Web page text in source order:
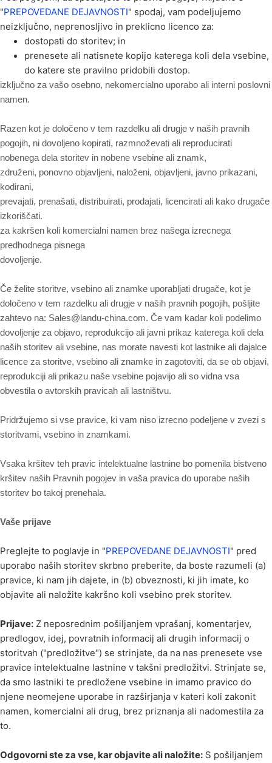
"PREPOVEDANE DEJAVNOSTI" spodaj, vam podeljujemo
neizključno, neprenosljivo in preklicno licenco za:
dostopati do storitev; in
prenesete ali natisnete kopijo katerega koli dela vsebine,
do katere ste pravilno pridobili dostop.
izključno za vašo osebno, nekomercialno uporabo ali interni poslovni
namen.
Razen kot je določeno v tem razdelku ali drugje v naših pravnih
pogojih, ni dovoljeno kopirati, razmnoževati ali reproducirati
nobenega dela storitev in nobene vsebine ali znamk,
združeni, ponovno objavljeni, naloženi, objavljeni, javno prikazani,
kodirani,
prevajati, prenašati, distribuirati, prodajati, licencirati ali kako drugače
izkoriščati.
za kakršen koli komercialni namen brez našega izrecnega
predhodnega pisnega
dovoljenje.
Če želite storitve, vsebino ali znamke uporabljati drugače, kot je
določeno v tem razdelku ali drugje v naših pravnih pogojih, pošljite
zahtevo na: Sales@landu-china.com. Če vam kadar koli podelimo
dovoljenje za objavo, reprodukcijo ali javni prikaz katerega koli dela
naših storitev ali vsebine, nas morate navesti kot lastnike ali dajalce
licence za storitve, vsebino ali znamke in zagotoviti, da se ob objavi,
reprodukciji ali prikazu naše vsebine pojavijo ali so vidna vsa
obvestila o avtorskih pravicah ali lastništvu.
Pridržujemo si vse pravice, ki vam niso izrecno podeljene v zvezi s
storitvami, vsebino in znamkami.
Vsaka kršitev teh pravic intelektualne lastnine bo pomenila bistveno
kršitev naših Pravnih pogojev in vaša pravica do uporabe naših
storitev bo takoj prenehala.
Vaše prijave
Preglejte to poglavje in "PREPOVEDANE DEJAVNOSTI" pred
uporabo naših storitev skrbno preberite, da boste razumeli (a)
pravice, ki nam jih dajete, in (b) obveznosti, ki jih imate, ko
objavite ali naložite kakršno koli vsebino prek storitev.
Prijave: Z neposrednim pošiljanjem vprašanj, komentarjev,
predlogov, idej, povratnih informacij ali drugih informacij o
storitvah ("predložitve") se strinjate, da na nas prenesete vse
pravice intelektualne lastnine v takšni predložitvi. Strinjate se,
da smo lastniki te predložene vsebine in imamo pravico do
njene neomejene uporabe in razširjanja v kateri koli zakonit
namen, komercialni ali drug, brez priznanja ali nadomestila za
to.
Odgovorni ste za vse, kar objavite ali naložite: S pošiljanjem